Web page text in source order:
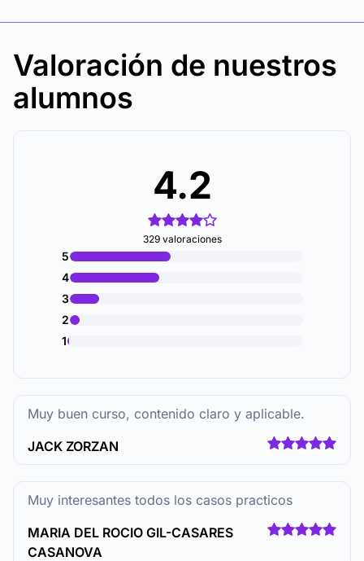
Valoración de nuestros
alumnos
4.2
329 valoraciones
5
4
3
2
1
Muy buen curso, contenido claro y aplicable.
JACK ZORZAN
Muy interesantes todos los casos practicos
MARIA DEL ROCIO GIL-CASARES
CASANOVA